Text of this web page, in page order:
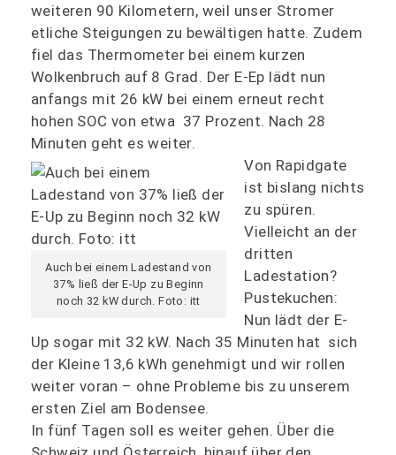
weiteren 90 Kilometern, weil unser Stromer
etliche Steigungen zu bewältigen hatte. Zudem
fiel das Thermometer bei einem kurzen
Wolkenbruch auf 8 Grad. Der E-Ep lädt nun
anfangs mit 26 kW bei einem erneut recht
hohen SOC von etwa 37 Prozent. Nach 28
Minuten geht es weiter.
Auch bei einem Ladestand von
37% ließ der E-Up zu Beginn
noch 32 kW durch. Foto: itt
Von Rapidgate
ist bislang nichts
zu spüren.
Vielleicht an der
dritten
Ladestation?
Pustekuchen:
Nun lädt der E-
Up sogar mit 32 kW. Nach 35 Minuten hat sich
der Kleine 13,6 kWh genehmigt und wir rollen
weiter voran – ohne Probleme bis zu unserem
ersten Ziel am Bodensee.
In fünf Tagen soll es weiter gehen. Über die